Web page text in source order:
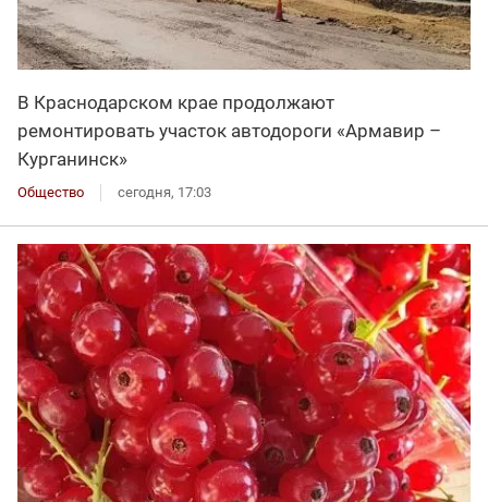
В Краснодарском крае продолжают
ремонтировать участок автодороги «Армавир –
Курганинск»
Общество сегодня, 17:03